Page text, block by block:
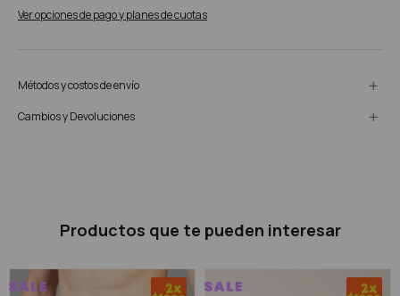
Ver opciones de pago y planes de cuotas
Métodos y costos de envío
Cambios y Devoluciones
Productos que te pueden interesar